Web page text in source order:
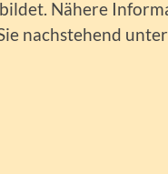
Nähere
nachstehend unter